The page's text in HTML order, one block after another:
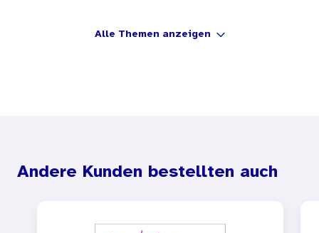
Alle Themen anzeigen
Andere Kunden bestellten auch